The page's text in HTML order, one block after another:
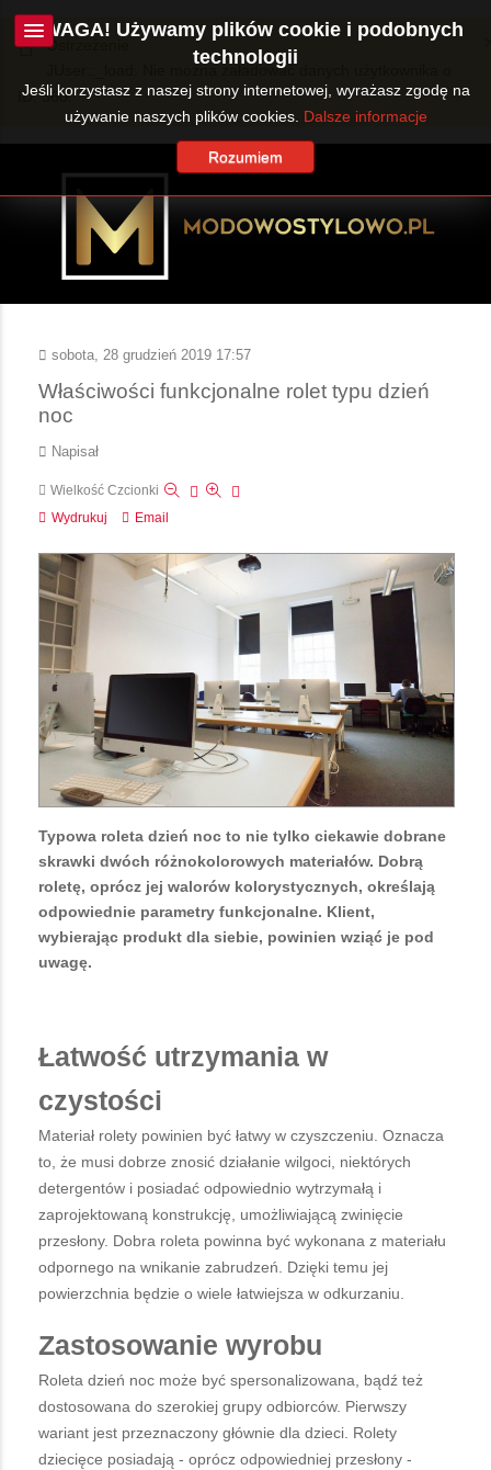
Ostrzeżenie
JUser::_load: Nie można załadować danych użytkownika o
ID: 360.
sobota, 28 grudzień 2019 17:57
Właściwości funkcjonalne rolet typu dzień
noc
Napisał
Wielkość Czcionki
Wydrukuj
Email
Typowa roleta dzień noc to nie tylko ciekawie dobrane
skrawki dwóch różnokolorowych materiałów. Dobrą
roletę, oprócz jej walorów kolorystycznych, określają
odpowiednie parametry funkcjonalne. Klient,
wybierając produkt dla siebie, powinien wziąć je pod
uwagę.
Łatwość utrzymania w
czystości
Materiał rolety powinien być łatwy w czyszczeniu. Oznacza
to, że musi dobrze znosić działanie wilgoci, niektórych
detergentów i posiadać odpowiednio wytrzymałą i
zaprojektowaną konstrukcję, umożliwiającą zwinięcie
przesłony. Dobra roleta powinna być wykonana z materiału
odpornego na wnikanie zabrudzeń. Dzięki temu jej
powierzchnia będzie o wiele łatwiejsza w odkurzaniu.
Zastosowanie wyrobu
Roleta dzień noc może być spersonalizowana, bądź też
dostosowana do szerokiej grupy odbiorców. Pierwszy
wariant jest przeznaczony głównie dla dzieci. Rolety
dziecięce posiadają - oprócz odpowiedniej przesłony -
UWAGA! Używamy plików cookie i podobnych
technologii
Jeśli korzystasz z naszej strony internetowej, wyrażasz zgodę na
używanie naszych plików cookies. Dalsze informacje
Rozumiem